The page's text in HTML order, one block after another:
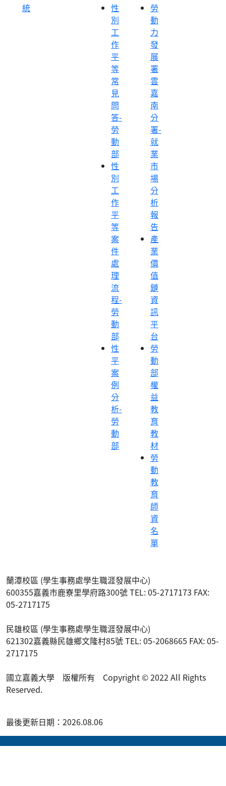
統
性
別
工
作
平
等
常
見
問
答-
勞
動
部
性
別
工
作
平
等
案
件
處
理
流
程-
勞
動
部
性
平
案
例
分
析-
勞
動
部
勞
動
力
發
展
署
雲
嘉
南
分
署-
就
業
市
場
分
析
報
告
產
業
價
值
鏈
資
訊
平
台
勞
動
部
權
益
教
育
教
材
勞
動
教
育
師
資
名
單
蘭潭校區 (學生事務處學生職涯發展中心)
600355嘉義市鹿寮里學府路300號 TEL: 05-2717173 FAX:
05-2717175
民雄校區 (學生事務處學生職涯發展中心)
621302嘉義縣民雄鄉文隆村85號 TEL: 05-2068665 FAX: 05-
2717175
國立嘉義大學 版權所有 Copyright © 2022 All Rights
Reserved.
最後更新日期：2026.08.06